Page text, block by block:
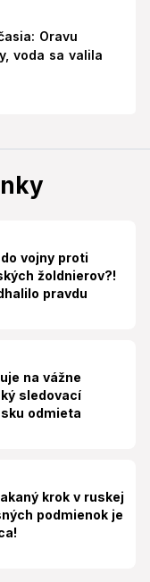
Oravu
voda sa valila
vojny proti
žoldnierov?!
pravdu
na vážne
sledovací
odmieta
krok v ruskej
podmienok je